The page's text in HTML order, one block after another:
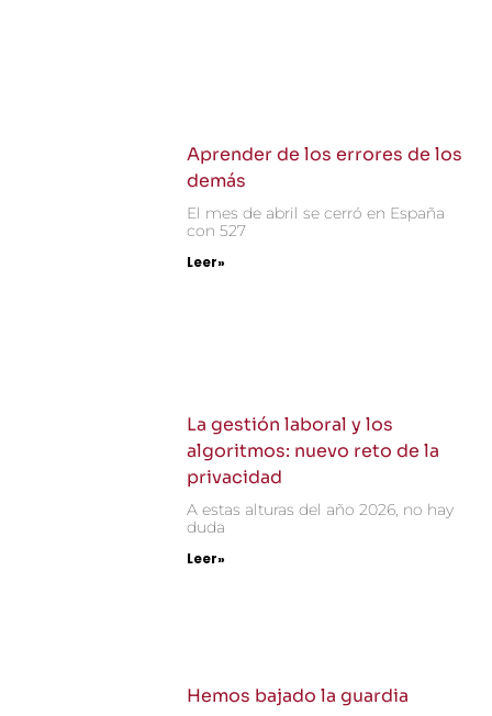
Aprender de los errores de los
demás
El mes de abril se cerró en España
con 527
Leer»
La gestión laboral y los
algoritmos: nuevo reto de la
privacidad
A estas alturas del año 2026, no hay
duda
Leer»
Hemos bajado la guardia